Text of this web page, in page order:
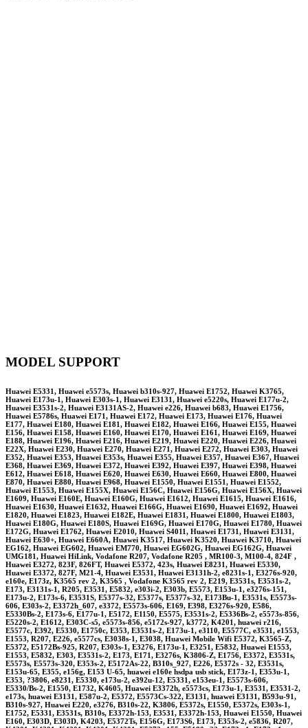
MODEL SUPPORT
Huawei E5331, Huawei e5573s, Huawei b310s-927, Huawei E1752, Huawei K3765,
Huawei E173u-1, Huawei E303s-1, Huawei E3131, Huawei e5220s, Huawei E177u-2,
Huawei E3531s-2, Huawei E3131AS-2, Huawei e226, Huawei b683, Huawei E1756,
Huawei E5786s, Huawei E171, Huawei E172, Huawei E173, Huawei E176, Huawei
E177, Huawei E180, Huawei E181, Huawei E182, Huawei E166, Huawei E155, Huawei
E156, Huawei E158, Huawei E160, Huawei E170, Huawei E161, Huawei E169, Huawei
E188, Huawei E196, Huawei E216, Huawei E219, Huawei E220, Huawei E226, Huawei
E22X, Huawei E230, Huawei E270, Huawei E271, Huawei E272, Huawei E303, Huawei
E352, Huawei E353, Huawei E353s, Huawei E355, Huawei E357, Huawei E367, Huawei
E368, Huawei E369, Huawei E372, Huawei E392, Huawei E397, Huawei E398, Huawei
E612, Huawei E618, Huawei E620, Huawei E630, Huawei E660, Huawei E800, Huawei
E870, Huawei E880, Huawei E968, Huawei E1550, Huawei E1551, Huawei E1552,
Huawei E1553, Huawei E155X, Huawei E156C, Huawei E156G, Huawei E156X, Huawei
E1609, Huawei E160E, Huawei E160G, Huawei E1612, Huawei E1615, Huawei E1616,
Huawei E1630, Huawei E1632, Huawei E166G, Huawei E1690, Huawei E1692, Huawei
E1820, Huawei E1823, Huawei E182E, Huawei E1831, Huawei E1800, Huawei E1803,
Huawei E180G, Huawei E180S, Huawei E169G, Huawei E170G, Huawei E1780, Huawei
E172G, Huawei E1762, Huawei E2010, Huawei S4011, Huawei E1731, Huawei E3131,
Huawei E630+, Huawei E660A, Huawei K3517, Huawei K3520, Huawei K3710, Huawei
EG162, Huawei EG602, Huawei EM770, Huawei EG602G, Huawei EG162G, Huawei
UMG181, Huawei HiLink, Vodafone R207, Vodafone R205 , MR100-3, M100-4, 824F ,
Huawei E3272, 823F, 826FT, Huawei E5372, 423s, Huawei E8231, Huawei E5330,
Huawei E3372, 827F, M21-4, Huawei E3531, Huawei E3131h-2, e8231s-1, E3276s-920,
e160e, E173z, K3565 rev 2, K3565 , Vodafone K3565 rev 2, E219, E3531s, E3531s-2,
E173, E3131s-1, R205, E3531, E5832, e303i-2, E303b, E5573, E153u-1, e3276s-151,
E173u-2, E173s-6, E3531S, E5377s-32, E5377s, E5377s-32, E173Bu-1, E3531s, E5573s-
606, E303s-2, E3372h_607, e3372, E5573s-606, E169, E398, E3276s-920, E586,
E5330Bs-2, E173s-6, E177u-1, E5172, E1150, E5575, E3531s-2, E5336Bs-2, e5573s-856,
E5220s-2, E1612, E303C-s5, e5573s-856, e5172s-927, k3772, K4201, huawei r216,
E5577c, E392, E5330, E1750c, E353, E3531s-2, E173u-1, e3110, E5577C, e3531, e1553,
E1553, R207, E226, e5577cs, E3038s-1, E3038, Huawei Mobile Wifi E5372, K3565-Z,
E5372, E5172Bs-925, R207, E303s-1, E3276, E173u-1, E3251, E5832, Huawei E1553,
E1553, E5832, E303, E3531s-2, E173, E171, E3276s, K3806-Z, E1756, E3372, E3531s,
E5573s, E5573s-320, E353s-2, E5172As-22, B310s_927, E226, E5372s - 32, E3531s,
E153u-65, E355, e156g, E153 U-65, huawei e160e hsdpa usb stick, E173z-1, E353u-1,
E353, ?3806, e8231, E5330, e173u-2, e392u-12, E5331, e153eu-1, E5573s-606,
E5330/Bs-2, E1550, E1732, K4605, Huawei E3372h, e5573cs, E173u-1, E3531, E3531-2,
e173s, huawei E3131, E587u-2, E5372, E5573Cs-322, E3131, huawei E3131, B593u-91,
B310s-927, Huawei E220, e3276, B310s-22, K3806, E5372s, E1550, E5372s, E303s-1,
E1752, E5331, E3531s, B310s, E3372h-153, E3531, E3372h-153, Huawei E1550, Huawei
E160, E303D, E303D, K4203, E5372Ts, E156G, E173S6, E173, E353s-2, e5836, R207,